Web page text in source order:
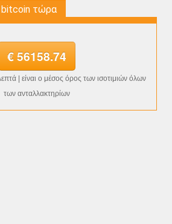
bitcoin τώρα
€ 56158.74
| είναι ο μέσος όρος των ισοτιμιών όλων
των ανταλλακτηρίων